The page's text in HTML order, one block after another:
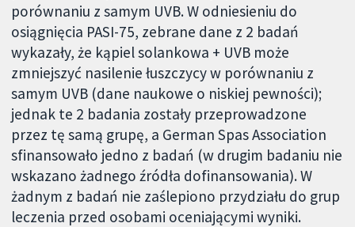
porównaniu z samym UVB. W odniesieniu do
osiągnięcia PASI-75, zebrane dane z 2 badań
wykazały, że kąpiel solankowa + UVB może
zmniejszyć nasilenie łuszczycy w porównaniu z
samym UVB (dane naukowe o niskiej pewności);
jednak te 2 badania zostały przeprowadzone
przez tę samą grupę, a German Spas Association
sfinansowało jedno z badań (w drugim badaniu nie
wskazano żadnego źródła dofinansowania). W
żadnym z badań nie zaślepiono przydziału do grup
leczenia przed osobami oceniającymi wyniki.